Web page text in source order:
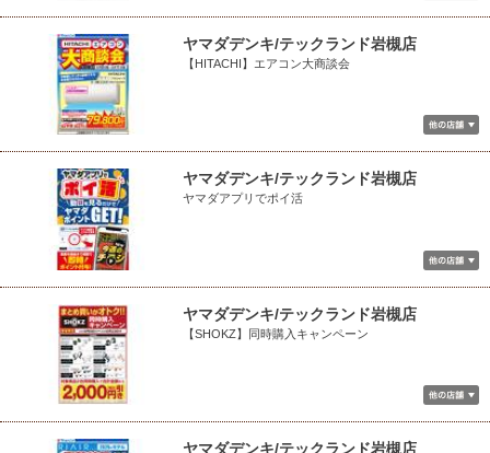
ヤマダデンキ/テックランド岩槻店
【HITACHI】エアコン大商談会
ヤマダデンキ/テックランド岩槻店
ヤマダアプリでポイ活
ヤマダデンキ/テックランド岩槻店
【SHOKZ】同時購入キャンペーン
ヤマダデンキ/テックランド岩槻店